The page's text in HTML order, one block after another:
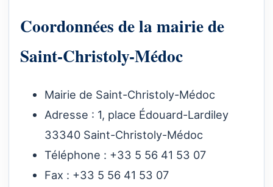
Coordonnées de la mairie de
Saint-Christoly-Médoc
Mairie de Saint-Christoly-Médoc
Adresse : 1, place Édouard-Lardiley
33340 Saint-Christoly-Médoc
Téléphone : +33 5 56 41 53 07
Fax : +33 5 56 41 53 07